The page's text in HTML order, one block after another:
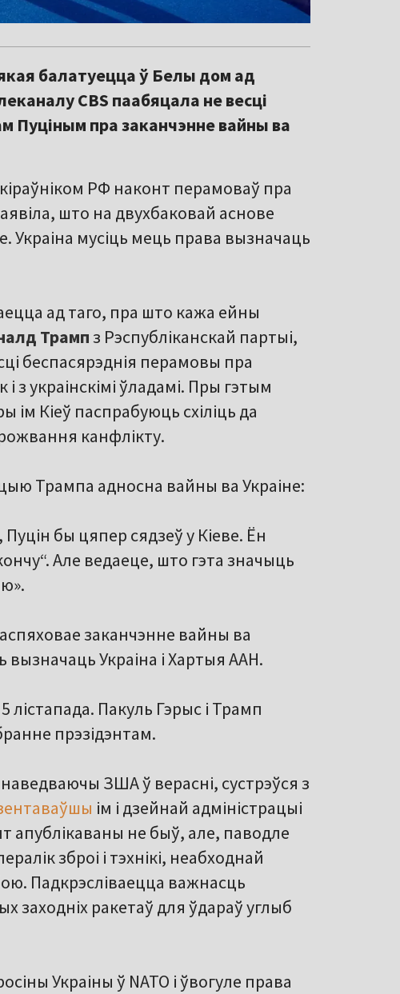
балатуецца ў Белы дом ад
CBS паабяцала не весці
Пуціным пра заканчэнне вайны ва
РФ наконт перамоваў пра
што на двухбаковай аснове
Украіна мусіць мець права вызначаць
ад таго, пра што кажа ейны
Трампз Рэспубліканскай партыі,
беспасярэднія перамовы пра
з украінскімі ўладамі. Пры гэтым
ім Кіеў паспрабуюць схіліць да
канфлікту.
Трампа адносна вайны ва Украіне:
бы цяпер сядзеў у Кіеве. Ён
Але ведаеце, што гэта значыць
заканчэнне вайны ва
Украіна і Хартыя ААН.
Пакуль Гэрыс і Трамп
прэзідэнтам.
ЗША ў верасні, сустрэўся з
ім і дзейнай адміністрацыі
апублікаваны не быў, але, паводле
зброі і тэхнікі, неабходнай
Падкрэсліваецца важнасць
заходніх ракетаў для ўдараў углыб
Украіны ў NATO і ўвогуле права